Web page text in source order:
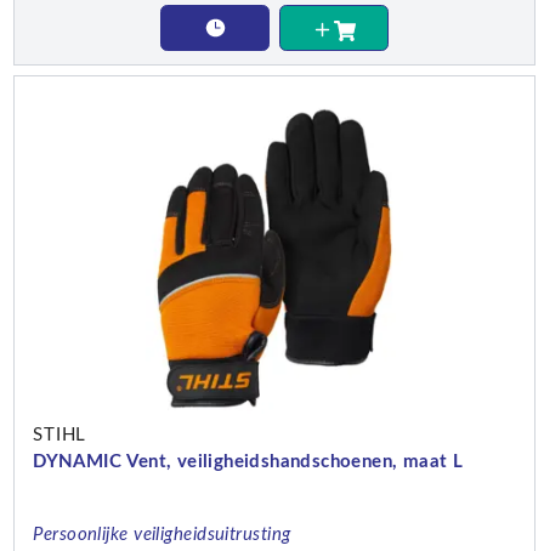
STIHL
DYNAMIC Vent, veiligheidshandschoenen, maat L
Persoonlijke veiligheidsuitrusting